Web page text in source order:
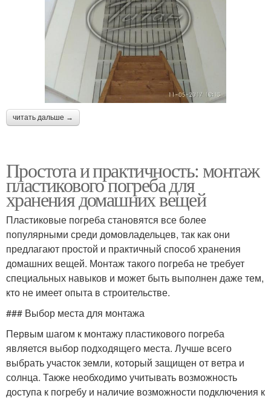
читать дальше →
Простота и практичность: монтаж
пластикового погреба для
хранения домашних вещей
Пластиковые погреба становятся все более
популярными среди домовладельцев, так как они
предлагают простой и практичный способ хранения
домашних вещей. Монтаж такого погреба не требует
специальных навыков и может быть выполнен даже тем,
кто не имеет опыта в строительстве.
### Выбор места для монтажа
Первым шагом к монтажу пластикового погреба
является выбор подходящего места. Лучше всего
выбрать участок земли, который защищен от ветра и
солнца. Также необходимо учитывать возможность
доступа к погребу и наличие возможности подключения к